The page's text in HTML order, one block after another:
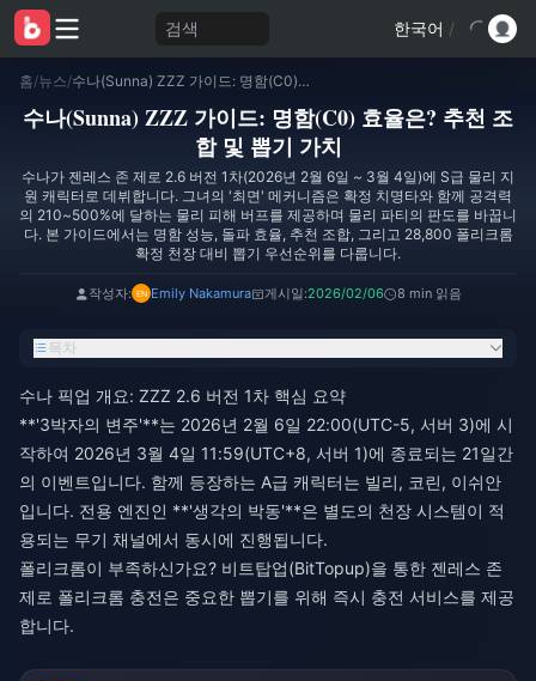
검색 한국어 /
홈/뉴스/ 수나(Sunna) ZZZ 가이드: 명함(C0) 효율은? 추천 조합 및 뽑기 가치
수나(Sunna) ZZZ 가이드: 명함(C0) 효율은? 추천 조
합 및 뽑기 가치
수나가 젠레스 존 제로 2.6 버전 1차(2026년 2월 6일 ~ 3월 4일)에 S급 물리 지
원 캐릭터로 데뷔합니다. 그녀의 '최면' 메커니즘은 확정 치명타와 함께 공격력
의 210~500%에 달하는 물리 피해 버프를 제공하며 물리 파티의 판도를 바꿉니
다. 본 가이드에서는 명함 성능, 돌파 효율, 추천 조합, 그리고 28,800 폴리크롬
확정 천장 대비 뽑기 우선순위를 다룹니다.
작성자: Emily Nakamura 게시일:2026/02/06 8 min 읽음
목차
수나 픽업 개요: ZZZ 2.6 버전 1차 핵심 요약
**'3박자의 변주'**는 2026년 2월 6일 22:00(UTC-5, 서버 3)에 시
작하여 2026년 3월 4일 11:59(UTC+8, 서버 1)에 종료되는 21일간
의 이벤트입니다. 함께 등장하는 A급 캐릭터는 빌리, 코린, 이쉬안
입니다. 전용 엔진인 **'생각의 박동'**은 별도의 천장 시스템이 적
용되는 무기 채널에서 동시에 진행됩니다.
폴리크롬이 부족하신가요? 비트탑업(BitTopup)을 통한 젠레스 존
제로 폴리크롬 충전은 중요한 뽑기를 위해 즉시 충전 서비스를 제공
합니다.